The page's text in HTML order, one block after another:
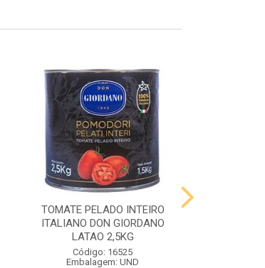
TOMATE PELADO INTEIRO
ITALIANO DON GIORDANO
LATAO 2,5KG
Código: 16525
Embalagem: UND